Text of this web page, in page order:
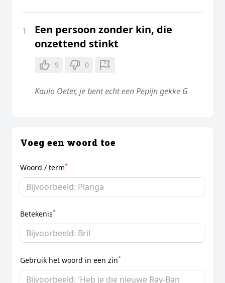
1
Een persoon zonder kin, die
onzettend stinkt
9 0
Kaulo Oeter, je bent echt een Pepijn gekke G
Voeg een woord toe
Woord / term*
Betekenis*
Gebruik het woord in een zin*